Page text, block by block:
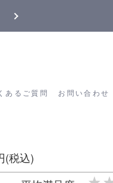
よりお届けに遅延が生じて
あるご質問 お問い合わせ
よくあるご質問
(税込)